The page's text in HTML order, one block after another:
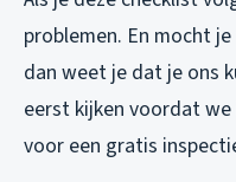
problemen. En mocht
dan weet je dat je ons
eerst kijken voordat
voor een gratis